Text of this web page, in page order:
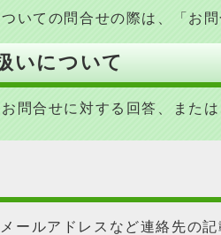
いての問合せの際は、「お
いについて
問合せに対する回答、また
ールアドレスなど連絡先の